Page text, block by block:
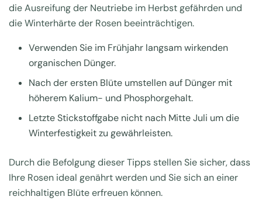
die Ausreifung der Neutriebe im Herbst gefährden und
die Winterhärte der Rosen beeinträchtigen.
Verwenden Sie im Frühjahr langsam wirkenden
organischen Dünger.
Nach der ersten Blüte umstellen auf Dünger mit
höherem Kalium- und Phosphorgehalt.
Letzte Stickstoffgabe nicht nach Mitte Juli um die
Winterfestigkeit zu gewährleisten.
Durch die Befolgung dieser Tipps stellen Sie sicher, dass
Ihre Rosen ideal genährt werden und Sie sich an einer
reichhaltigen Blüte erfreuen können.